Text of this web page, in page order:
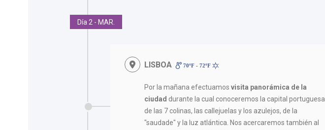
Día 2 - MAR.
LISBOA 70ºF - 72ºF
Por la mañana efectuamosvisita panorámica de la
ciudad durante la cual conoceremos la capital portuguesa
de las 7 colinas, las callejuelas y los azulejos, de la
"saudade" y la luz atlántica. Nos acercaremos también al